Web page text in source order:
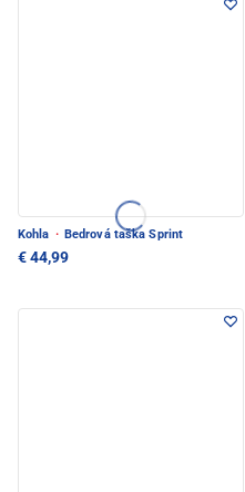
Kohla · Bedrová taška Sprint
€ 44,99